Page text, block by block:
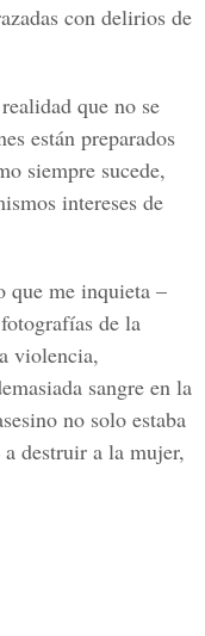
con delirios de
que no se
están preparados
siempre sucede,
intereses de
que me inquieta –
de la
violencia,
sangre en la
no solo estaba
destruir a la mujer,